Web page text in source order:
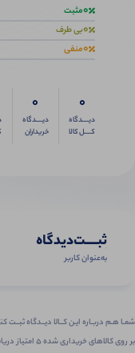
0مثبت
0بی طرف
0منفی
0
دیــــدگاه
کــــل کالا
0
دیــــدگاه
خریداران
ثبـــــت‌دیدگاه
به‌عنوان کاربر
شمـا هـم دربـاره ایـن کــالا دیــدگاه ثبــت
بر روی کالاهای خریداری شده ۵ امتیاز دریافت کنید.